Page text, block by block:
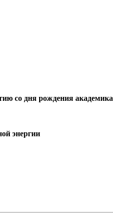
со дня рождения академика
энергии